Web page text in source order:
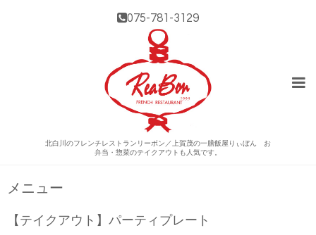
075-781-3129
北白川のフレンチレストランリーボン／上賀茂の一膳飯屋りぃぼん お
弁当・惣菜のテイクアウトも人気です。
メニュー
【テイクアウト】パーティプレート